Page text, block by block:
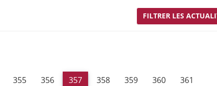
FILTRER LES
355 356 357 358 359 360
361